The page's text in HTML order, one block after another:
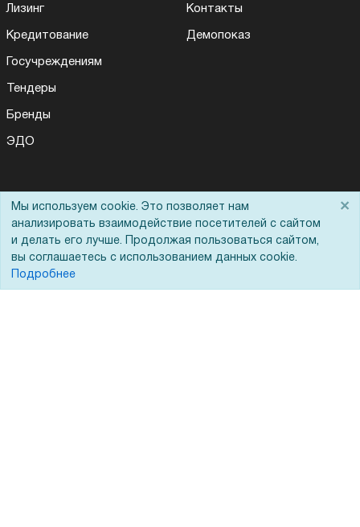
Лизинг
Кредитование
Госучреждениям
Тендеры
Бренды
ЭДО
Контакты
Демопоказ
Помощь
Вопрос-ответ
Реквизиты
Гарантии и возврат
Мы используем cookie. Это позволяет нам
анализировать взаимодействие посетителей с сайтом
и делать его лучше. Продолжая пользоваться сайтом,
вы соглашаетесь с использованием данных cookie.
Подробнее
×